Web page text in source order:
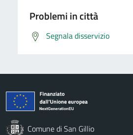
Problemi in città
Segnala disservizio
Comune di San Gillio